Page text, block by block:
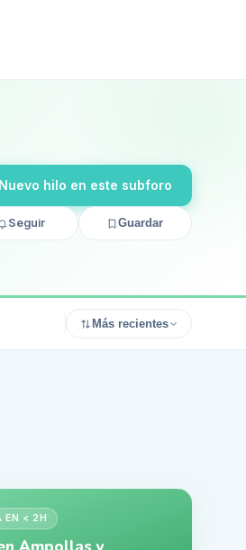
Nuevo hilo en este subforo
Seguir Guardar
Más recientes
EN < 2H